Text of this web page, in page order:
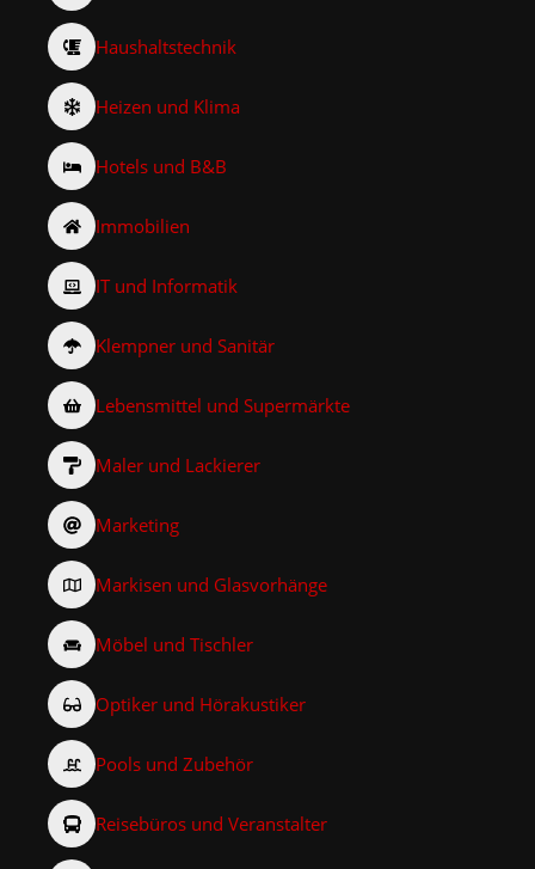
Haushaltstechnik
Heizen und Klima
Hotels und B&B
Immobilien
IT und Informatik
Klempner und Sanitär
Lebensmittel und Supermärkte
Maler und Lackierer
Marketing
Markisen und Glasvorhänge
Möbel und Tischler
Optiker und Hörakustiker
Pools und Zubehör
Reisebüros und Veranstalter